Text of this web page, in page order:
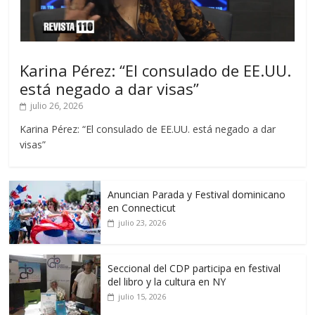
Karina Pérez: “El consulado de EE.UU.
está negado a dar visas”
julio 26, 2026
Karina Pérez: “El consulado de EE.UU. está negado a dar
visas”
Anuncian Parada y Festival dominicano
en Connecticut
julio 23, 2026
Seccional del CDP participa en festival
del libro y la cultura en NY
julio 15, 2026